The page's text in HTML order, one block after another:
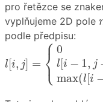
pro řetězce se
vyplňujeme 2D pole
podle předpisu:
l[i, j] = ⎧
⎨
⎩
0
l[i − 1, j
max(l[i
l[i,j]= {0pokud